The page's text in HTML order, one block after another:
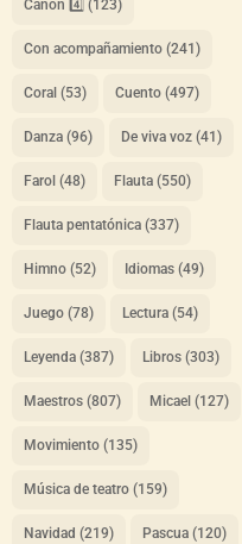
Canon 4️⃣ (123)
Con acompañamiento(241)
Coral (53) Cuento(497)
Danza(96) De viva voz(41)
Farol (48) Flauta(550)
Flauta pentatónica(337)
Himno(52) Idiomas(49)
Juego(78) Lectura(54)
Leyenda(387) Libros(303)
Maestros(807) Micael (127)
Movimiento(135)
Música de teatro(159)
Navidad (219) Pascua(120)